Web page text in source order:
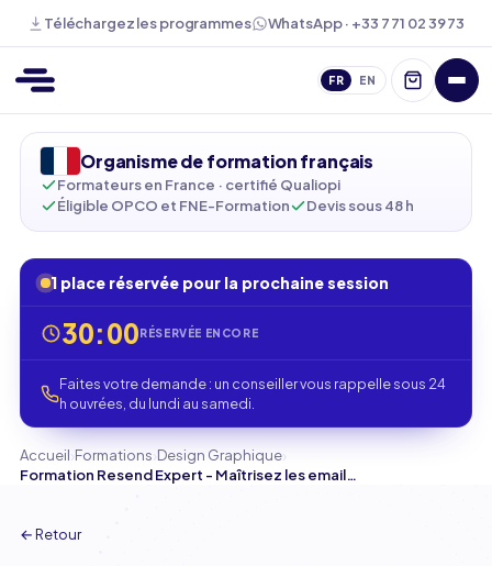
Téléchargez les programmes WhatsApp · +33 7 71 02 39 73
FR EN
Organisme de formation français
Formateurs en France · certifié Qualiopi
Éligible OPCO et FNE-Formation
Devis sous 48 h
1 place réservée pour la prochaine session
30:00RÉSERVÉE ENCORE
Faites votre demande : un conseiller vous rappelle sous 24
h ouvrées, du lundi au samedi.
Accueil›Formations›Design Graphique›
Formation Resend Expert - Maîtrisez les emails transactionnels scalables
← Retour